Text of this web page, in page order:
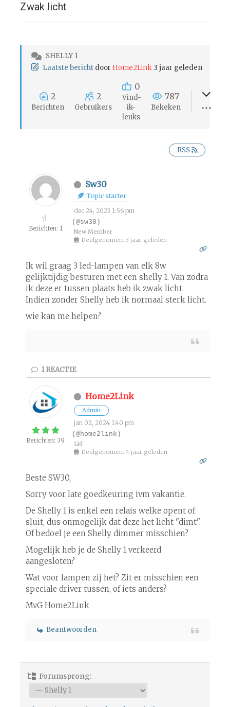
Zwak licht
SHELLY 1
Laatste bericht door Home2Link 3 jaar geleden
2
Berichten
2
Gebruikers
0
Vind-
ik-
leuks
787
Bekeken
RSS
Berichten: 1
Sw30
Topic starter
dec 24, 2023 1:56 pm
(@sw30)
New Member
Deelgenomen: 3 jaar geleden
Ik wil graag 3 led-lampen van elk 8w
gelijktijdig besturen met een shelly 1. Van zodra
ik deze er tussen plaats heb ik zwak licht.
Indien zonder Shelly heb ik normaal sterk licht.
wie kan me helpen?
1REACTIE
Berichten: 39
Home2Link
Admin
jan 02, 2024 1:40 pm
(@home2link)
Lid
Deelgenomen: 4 jaar geleden
Beste SW30,
Sorry voor late goedkeuring ivm vakantie.
De Shelly 1 is enkel een relais welke opent of
sluit, dus onmogelijk dat deze het licht "dimt".
Of bedoel je een Shelly dimmer misschien?
Mogelijk heb je de Shelly 1 verkeerd
aangesloten?
Wat voor lampen zij het? Zit er misschien een
speciale driver tussen, of iets anders?
MvG Home2Link
Beantwoorden
Forumsprong: